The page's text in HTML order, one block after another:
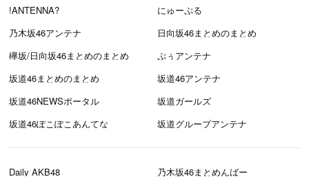
!ANTENNA?
にゅーぷる
乃木坂46アンテナ
日向坂46まとめのまとめ
欅坂/日向坂46まとめのまとめ
ぷぅアンテナ
坂道46まとめのまとめ
坂道46アンテナ
坂道46NEWSポータル
坂道ガールズ
坂道46ぽこぽこあんてな
坂道グループアンテナ
Daily AKB48
乃木坂46まとめんばー